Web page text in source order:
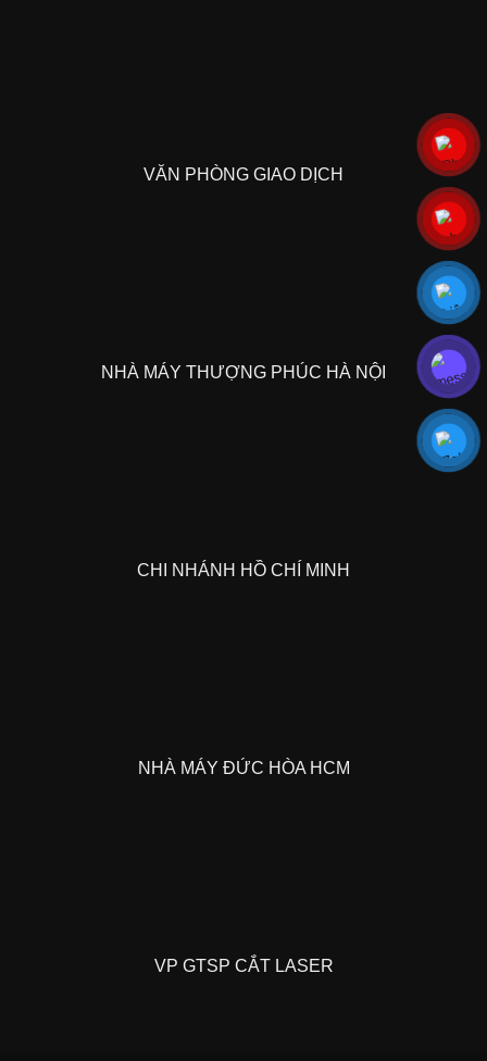
VĂN PHÒNG GIAO DỊCH
NHÀ MÁY THƯỢNG PHÚC HÀ NỘI
CHI NHÁNH HỒ CHÍ MINH
NHÀ MÁY ĐỨC HÒA HCM
VP GTSP CẮT LASER